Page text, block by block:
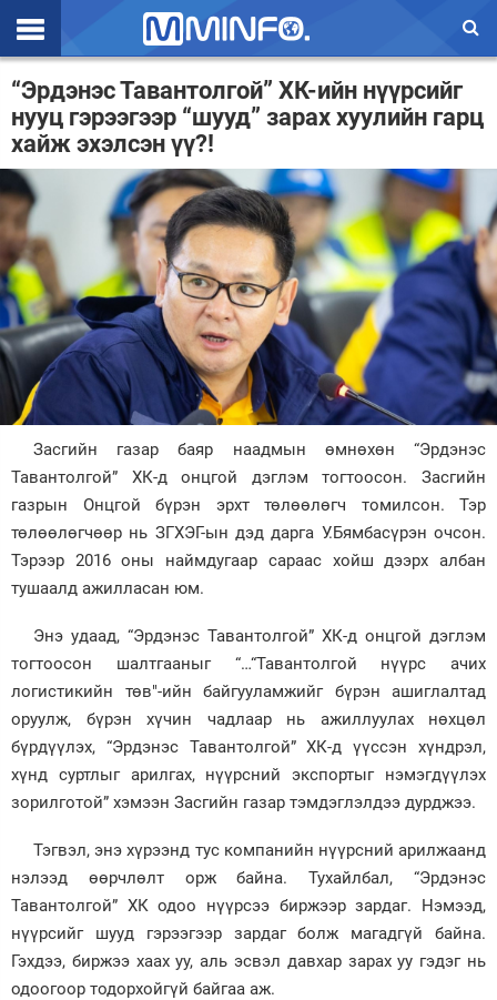
Эхлэл
Цаг агаар
Валют ханш
Улс төр
Эдийн засаг
Үзэл бодол
Спорт
Нийгэм
Дэлхий
Энтертайнмэнт
Зурхай
“Эрдэнэс Тавантолгой” ХК-ийн нүүрсийг
нууц гэрээгээр “шууд” зарах хуулийн гарц
хайж эхэлсэн үү?!
Засгийн газар баяр наадмын өмнөхөн “Эрдэнэс
Тавантолгой” ХК-д онцгой дэглэм тогтоосон. Засгийн
газрын Онцгой бүрэн эрхт төлөөлөгч томилсон. Тэр
төлөөлөгчөөр нь ЗГХЭГ-ын дэд дарга У.Бямбасүрэн очсон.
Тэрээр 2016 оны наймдугаар сараас хойш дээрх албан
тушаалд ажилласан юм.
Энэ удаад, “Эрдэнэс Тавантолгой” ХК-д онцгой дэглэм
тогтоосон шалтгааныг “…“Тавантолгой нүүрс ачих
логистикийн төв"-ийн байгууламжийг бүрэн ашиглалтад
оруулж, бүрэн хүчин чадлаар нь ажиллуулах нөхцөл
бүрдүүлэх, “Эрдэнэс Тавантолгой” ХК-д үүссэн хүндрэл,
хүнд суртлыг арилгах, нүүрсний экспортыг нэмэгдүүлэх
зорилготой” хэмээн Засгийн газар тэмдэглэлдээ дурджээ.
Тэгвэл, энэ хүрээнд тус компанийн нүүрсний арилжаанд
нэлээд өөрчлөлт орж байна. Тухайлбал, “Эрдэнэс
Тавантолгой” ХК одоо нүүрсээ биржээр зардаг. Нэмээд,
нүүрсийг шууд гэрээгээр зардаг болж магадгүй байна.
Гэхдээ, биржээ хаах уу, аль эсвэл давхар зарах уу гэдэг нь
одоогоор тодорхойгүй байгаа аж.